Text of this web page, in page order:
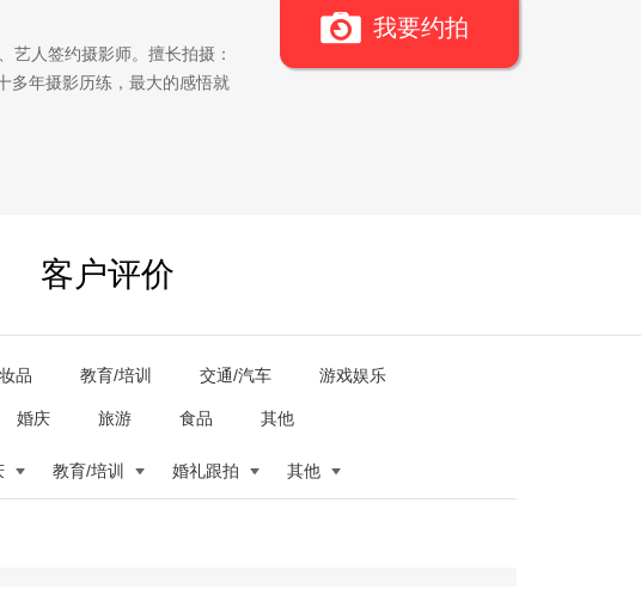
艺人签约摄影师。擅长拍摄：
多年摄影历练，最大的感悟就
我要约拍
客户评价
品 教育/培训 交通/汽车 游戏娱乐
婚庆 旅游 食品 其他
教育/培训 婚礼跟拍 其他